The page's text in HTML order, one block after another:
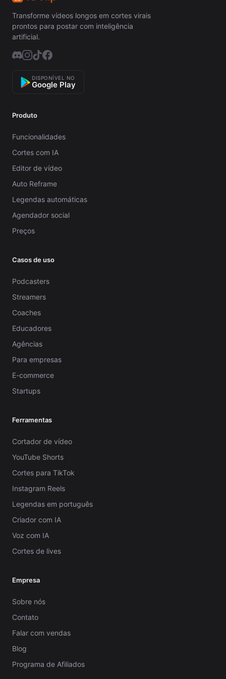
Transforme vídeos longos em cortes virais
prontos para postar com inteligência
artificial.
DISPONÍVEL NO
Google Play
Produto
Funcionalidades
Cortes com IA
Editor de vídeo
Auto Reframe
Legendas automáticas
Agendador social
Preços
Casos de uso
Podcasters
Streamers
Coaches
Educadores
Agências
Para empresas
E-commerce
Startups
Ferramentas
Cortador de vídeo
YouTube Shorts
Cortes para TikTok
Instagram Reels
Legendas em português
Criador com IA
Voz com IA
Cortes de lives
Empresa
Sobre nós
Contato
Falar com vendas
Blog
Programa de Afiliados